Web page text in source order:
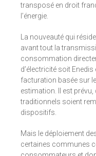
transposé en droit
l’énergie.
La nouveauté qui
avant tout la
consommation
d’électricité soit
facturation basée sur
estimation. Il est
traditionnels soient
dispositifs.
Mais le déploiement
certaines communes